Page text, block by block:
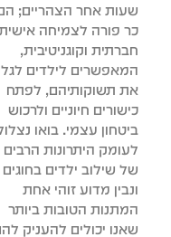
שעות אחר הצהריים;
כר פורה לצמיחה
חברתית וקוגניטיבית,
המאפשרים לילדים
את תשוקותיהם, לפתח
כישורים חיוניים ולרכוש
ביטחון עצמי. בואו
לעומק היתרונות הרבים
של שילוב ילדים בחוגים
ונבין מדוע זוהי אחת
המתנות הטובות ביותר
שאנו יכולים להעניק